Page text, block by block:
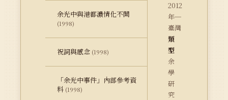
余光中與港都濃情化不開
(1998)
祝詞與感念 (1998)
「余光中事件」內部參考資
料 (1998)
2012
年─
臺灣
類
型
余
學
研
究